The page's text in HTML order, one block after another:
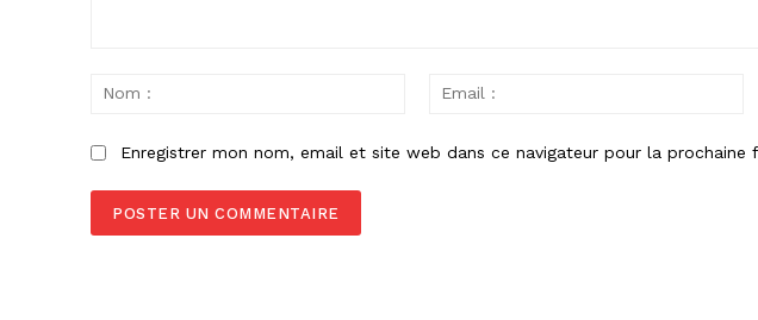
Enregistrer mon nom, email et site web dans ce navigateur pour la prochaine